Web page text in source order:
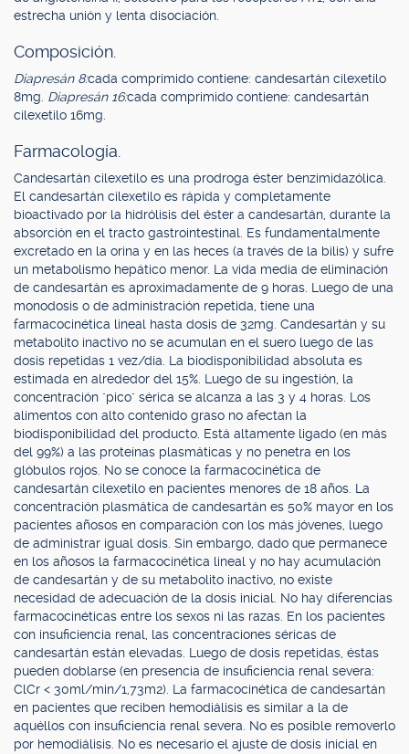
estrecha unión y lenta disociación.
Composición.
Diapresán 8:cada comprimido contiene: candesartán cilexetilo
8mg. Diapresán 16:cada comprimido contiene: candesartán
cilexetilo 16mg.
Farmacología.
Candesartán cilexetilo es una prodroga éster benzimidazólica.
El candesartán cilexetilo es rápida y completamente
bioactivado por la hidrólisis del éster a candesartán, durante la
absorción en el tracto gastrointestinal. Es fundamentalmente
excretado en la orina y en las heces (a través de la bilis) y sufre
un metabolismo hepático menor. La vida media de eliminación
de candesartán es aproximadamente de 9 horas. Luego de una
monodosis o de administración repetida, tiene una
farmacocinética lineal hasta dosis de 32mg. Candesartán y su
metabolito inactivo no se acumulan en el suero luego de las
dosis repetidas 1 vez/día. La biodisponibilidad absoluta es
estimada en alrededor del 15%. Luego de su ingestión, la
concentración "pico" sérica se alcanza a las 3 y 4 horas. Los
alimentos con alto contenido graso no afectan la
biodisponibilidad del producto. Está altamente ligado (en más
del 99%) a las proteínas plasmáticas y no penetra en los
glóbulos rojos. No se conoce la farmacocinética de
candesartán cilexetilo en pacientes menores de 18 años. La
concentración plasmática de candesartán es 50% mayor en los
pacientes añosos en comparación con los más jóvenes, luego
de administrar igual dosis. Sin embargo, dado que permanece
en los añosos la farmacocinética lineal y no hay acumulación
de candesartán y de su metabolito inactivo, no existe
necesidad de adecuación de la dosis inicial. No hay diferencias
farmacocinéticas entre los sexos ni las razas. En los pacientes
con insuficiencia renal, las concentraciones séricas de
candesartán están elevadas. Luego de dosis repetidas, éstas
pueden doblarse (en presencia de insuficiencia renal severa:
ClCr < 30ml/min/1,73m2). La farmacocinética de candesartán
en pacientes que reciben hemodiálisis es similar a la de
aquéllos con insuficiencia renal severa. No es posible removerlo
por hemodiálisis. No es necesario el ajuste de dosis inicial en